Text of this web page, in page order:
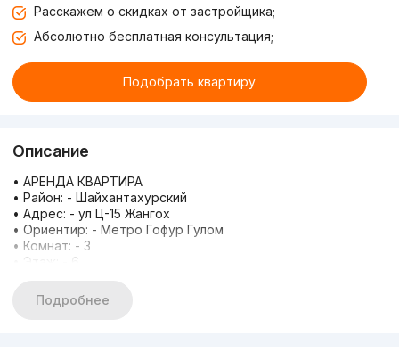
Расскажем о скидках от застройщика;
Абсолютно бесплатная консультация;
Подобрать квартиру
Описание
• АРЕНДА КВАРТИРА
• Район: - Шайхантахурский
• Адрес: - ул Ц-15 Жангох
• Ориентир: - Метро Гофур Гулом
• Комнат: - 3
• Этаж: - 6
• Площадь: - 90 м2
• Ремонт: - Евро
Подробнее